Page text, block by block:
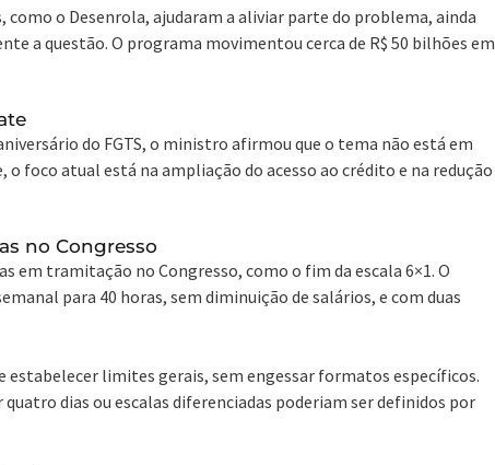
o Desenrola, ajudaram a aliviar parte do problema, ainda
a questão. O programa movimentou cerca de R$ 50 bilhões em
do FGTS, o ministro afirmou que o tema não está em
o foco atual está na ampliação do acesso ao crédito e na redução
no Congresso
em tramitação no Congresso, como o fim da escala 6×1. O
para 40 horas, sem diminuição de salários, e com duas
estabelecer limites gerais, sem engessar formatos específicos.
dias ou escalas diferenciadas poderiam ser definidos por